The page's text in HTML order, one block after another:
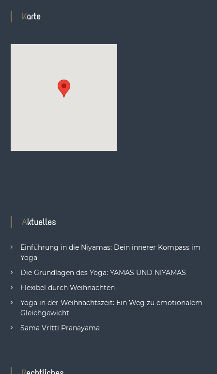
Karte
Aktuelles
Einführung in die Niyamas: Dein innerer Kompass im
Yoga
Die Grundlagen des Yoga: YAMAS UND NIYAMAS
Flexibel durch Weihnachten
Yoga in der Weihnachtszeit: Ein Weg zu emotionalem
Gleichgewicht
Sama Vritti Pranayama